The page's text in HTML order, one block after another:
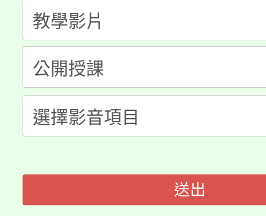
代理(課)教師甄選結果
告(尚有缺額)
「本色祭」8/29、30在
場熱烈登場!
8/21下午1時於龍潭區
徵才活動。
YOUNG桃局內行報名
局官網。
8月14至27日，桃園電
開!
115年桃園市運動會8/
田徑場及游泳池舉行。
視費優惠，中低收入戶
大園自造教育及科技
送出